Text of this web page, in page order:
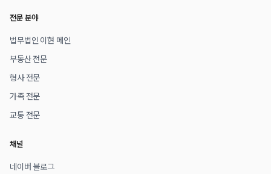
전문 분야
법무법인 이현 메인
부동산 전문
형사 전문
가족 전문
교통 전문
채널
네이버 블로그